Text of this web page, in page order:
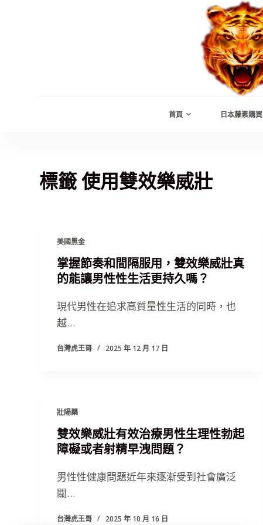
首頁 日本藤素購買
標籤使用雙效樂威壯
美國黑金
掌握節奏和間隔服用，雙效樂威壯真
的能讓男性性生活更持久嗎？
現代男性在追求高質量性生活的同時，也
越…
台灣虎王哥 2025 年 12 月 17 日
壯陽藥
雙效樂威壯有效治療男性生理性勃起
障礙或者射精早洩問題？
男性性健康問題近年來逐漸受到社會廣泛
關…
台灣虎王哥 2025 年 10 月 16 日